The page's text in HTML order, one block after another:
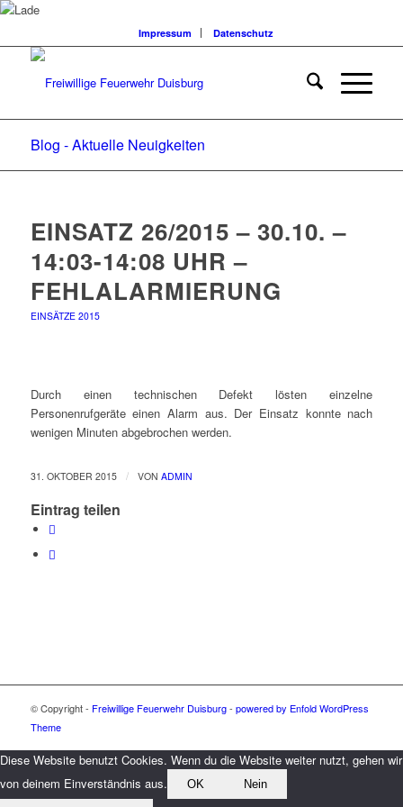
Impressum Datenschutz
Blog - Aktuelle Neuigkeiten
EINSATZ 26/2015 – 30.10. –
14:03-14:08 UHR –
FEHLALARMIERUNG
EINSÄTZE 2015
Durch einen technischen Defekt lösten einzelne
Personenrufgeräte einen Alarm aus. Der Einsatz konnte nach
wenigen Minuten abgebrochen werden.
31. OKTOBER 2015 / VON ADMIN
Eintrag teilen
© Copyright - Freiwillige Feuerwehr Duisburg- powered by Enfold WordPress
Theme
Diese Website benutzt Cookies. Wenn du die Website weiter nutzt, gehen wir
von deinem Einverständnis aus.
OK Nein